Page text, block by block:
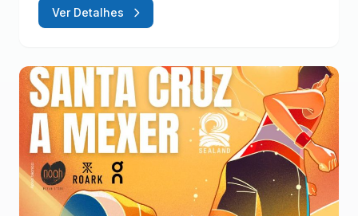
Ver Detalhes